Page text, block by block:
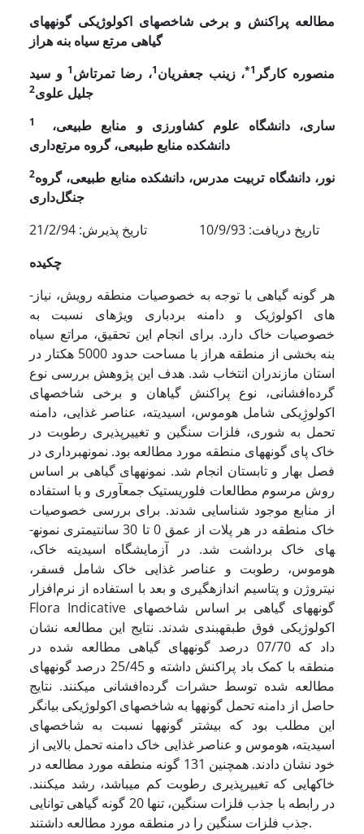
مطالعه پراکنش و برخی شاخص­های اکولوژیکی گونه­های
گیاهی مرتع سیاه بنه هراز
منصوره کارگر 1* ، زینب جعفریان1، رضا تمرتاش1 و سید
جلیل علوی2
1
دانشکده منابع طبیعی، گروه مرتع‌داری
2نور، دانشگاه تربیت مدرس، دانشکده منابع طبیعی، گروه
جنگل‌داری
تاریخ دریافت: 10/9/93 تاریخ پذیرش: 21/2/94
چکیده
هر گونه گیاهی با توجه به خصوصیات منطقه رویش، نیاز­
های اکولوژیک و دامنه بردباری ویژه­ای نسبت به
خصوصیات خاک دارد. برای انجام این تحقیق، مراتع سیاه
بنه بخشی از منطقه هراز با مساحت حدود 5000 هکتار در
استان مازندران انتخاب شد. هدف این پژوهش بررسی نوع
گرده‌افشانی، نوع پراکنش گیاهان و برخی شاخص­های
اکولوژِیکی شامل هوموس، اسیدیته، عناصر غذایی، دامنه
تحمل به شوری، فلزات سنگین و تغییرپذیری رطوبت در
خاک پای گونه­های منطقه مورد مطالعه بود. نمونه­برداری در
فصل بهار و تابستان انجام شد. نمونه­های گیاهی بر اساس
روش مرسوم مطالعات فلوریستیک جمع­آوری و با استفاده
از منابع موجود شناسایی شدند. برای بررسی خصوصیات
خاک منطقه در هر پلات از عمق 0 تا 30 سانتی­متری نمونه­
های خاک برداشت شد. در آزمایشگاه اسیدیته خاک،
هوموس، رطوبت و عناصر غذایی خاک شامل فسفر،
نیتروژن و پتاسیم اندازه­گیری و بعد با استفاده از نرم‌افزار
Flora Indicative گونه­های گیاهی بر اساس شاخص­های
اکولوژیکی فوق طبقه­بندی شدند. نتایج این مطالعه نشان
داد که 07/70 درصد گونه­های گیاهی مطالعه شده در
منطقه با کمک باد پراکنش داشته و 25/45 درصد گونه­های
مطالعه شده توسط حشرات گرده‌افشانی می­کنند. نتایج
حاصل از دامنه تحمل گونه­ها به شاخص­های اکولوژیکی بیانگر
این مطلب بود که بیشتر گونه­ها نسبت به شاخص­های
اسیدیته، هوموس و عناصر غذایی خاک دامنه تحمل بالایی از
خود نشان دادند. همچنین 131 گونه منطقه مورد مطالعه در
خاک­هایی که تغییرپذیری رطوبت کم می­باشد، رشد می­کنند.
در رابطه با جذب فلزات سنگین، تنها 20 گونه گیاهی توانایی
جذب فلزات سنگین را در منطقه مورد مطالعه داشتند.